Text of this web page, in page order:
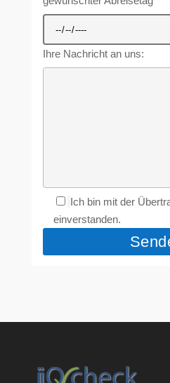
Ihre Nachricht an uns:
Ich bin mit der
einverstanden.